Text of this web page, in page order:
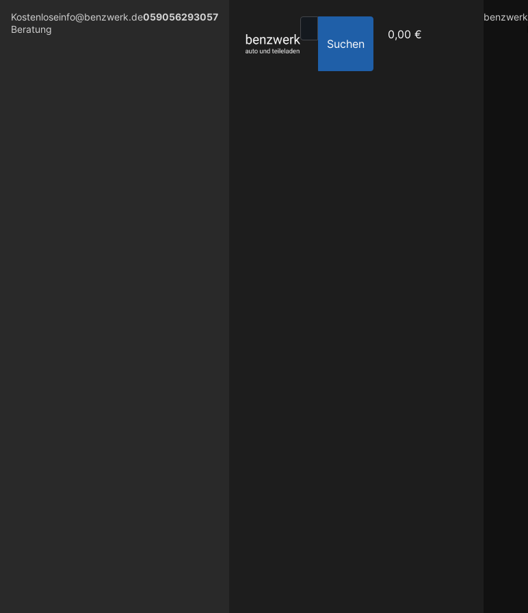
Kostenlose
Beratung
info@benzwerk.de059056293057
Suchen
0,00 €
benzwerk